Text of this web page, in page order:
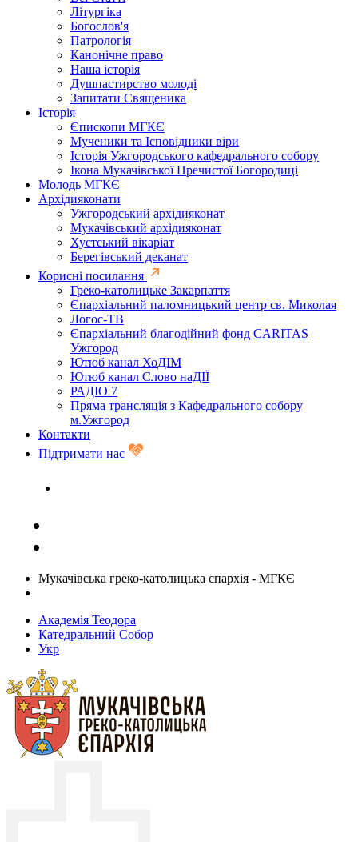
Літургіка
Богослов'я
Патрологія
Канонічне право
Наша історія
Душпастирство молоді
Запитати Священика
Історія
Єпископи МГКЄ
Мученики та Ісповідники віри
Історія Ужгородського кафедрального собору
Ікона Мукачівської Пречистої Богородиці
Молодь МГКЄ
Архідияконати
Ужгородський архідияконат
Мукачівський архідияконат
Хустський вікаріат
Берегівський деканат
Корисні посилання
Греко-католицьке Закарпаття
Єпархіальний паломницький центр св. Миколая
Логос-ТВ
Єпархіальний благодійний фонд CARITAS
Ужгород
Ютюб канал ХоДІМ
Ютюб канал Слово наДІЇ
РАДІО 7
Пряма трансляція з Кафедрального собору
м.Ужгород
Контакти
Підтримати нас
Мукачівська греко-католицька єпархія - МГКЄ
Академія Теодора
Катедральний Собор
Укр